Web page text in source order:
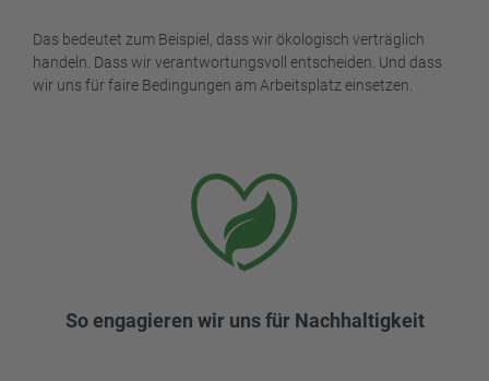
Das bedeutet zum Beispiel, dass wir ökologisch verträglich
handeln. Dass wir verantwortungsvoll entscheiden. Und dass
wir uns für faire Bedingungen am Arbeitsplatz einsetzen.
So engagieren wir uns für Nachhaltigkeit